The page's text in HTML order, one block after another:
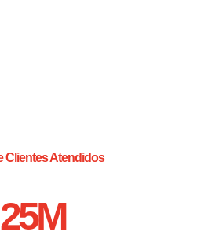
Clientes Atendidos
25M